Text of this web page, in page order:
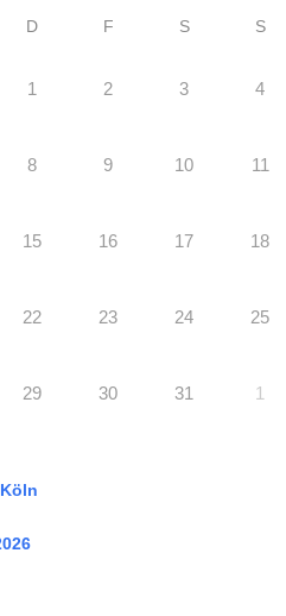
D F S S
1 2 3 4
8 9 10 11
15 16 17 18
22 23 24 25
29 30 31 1